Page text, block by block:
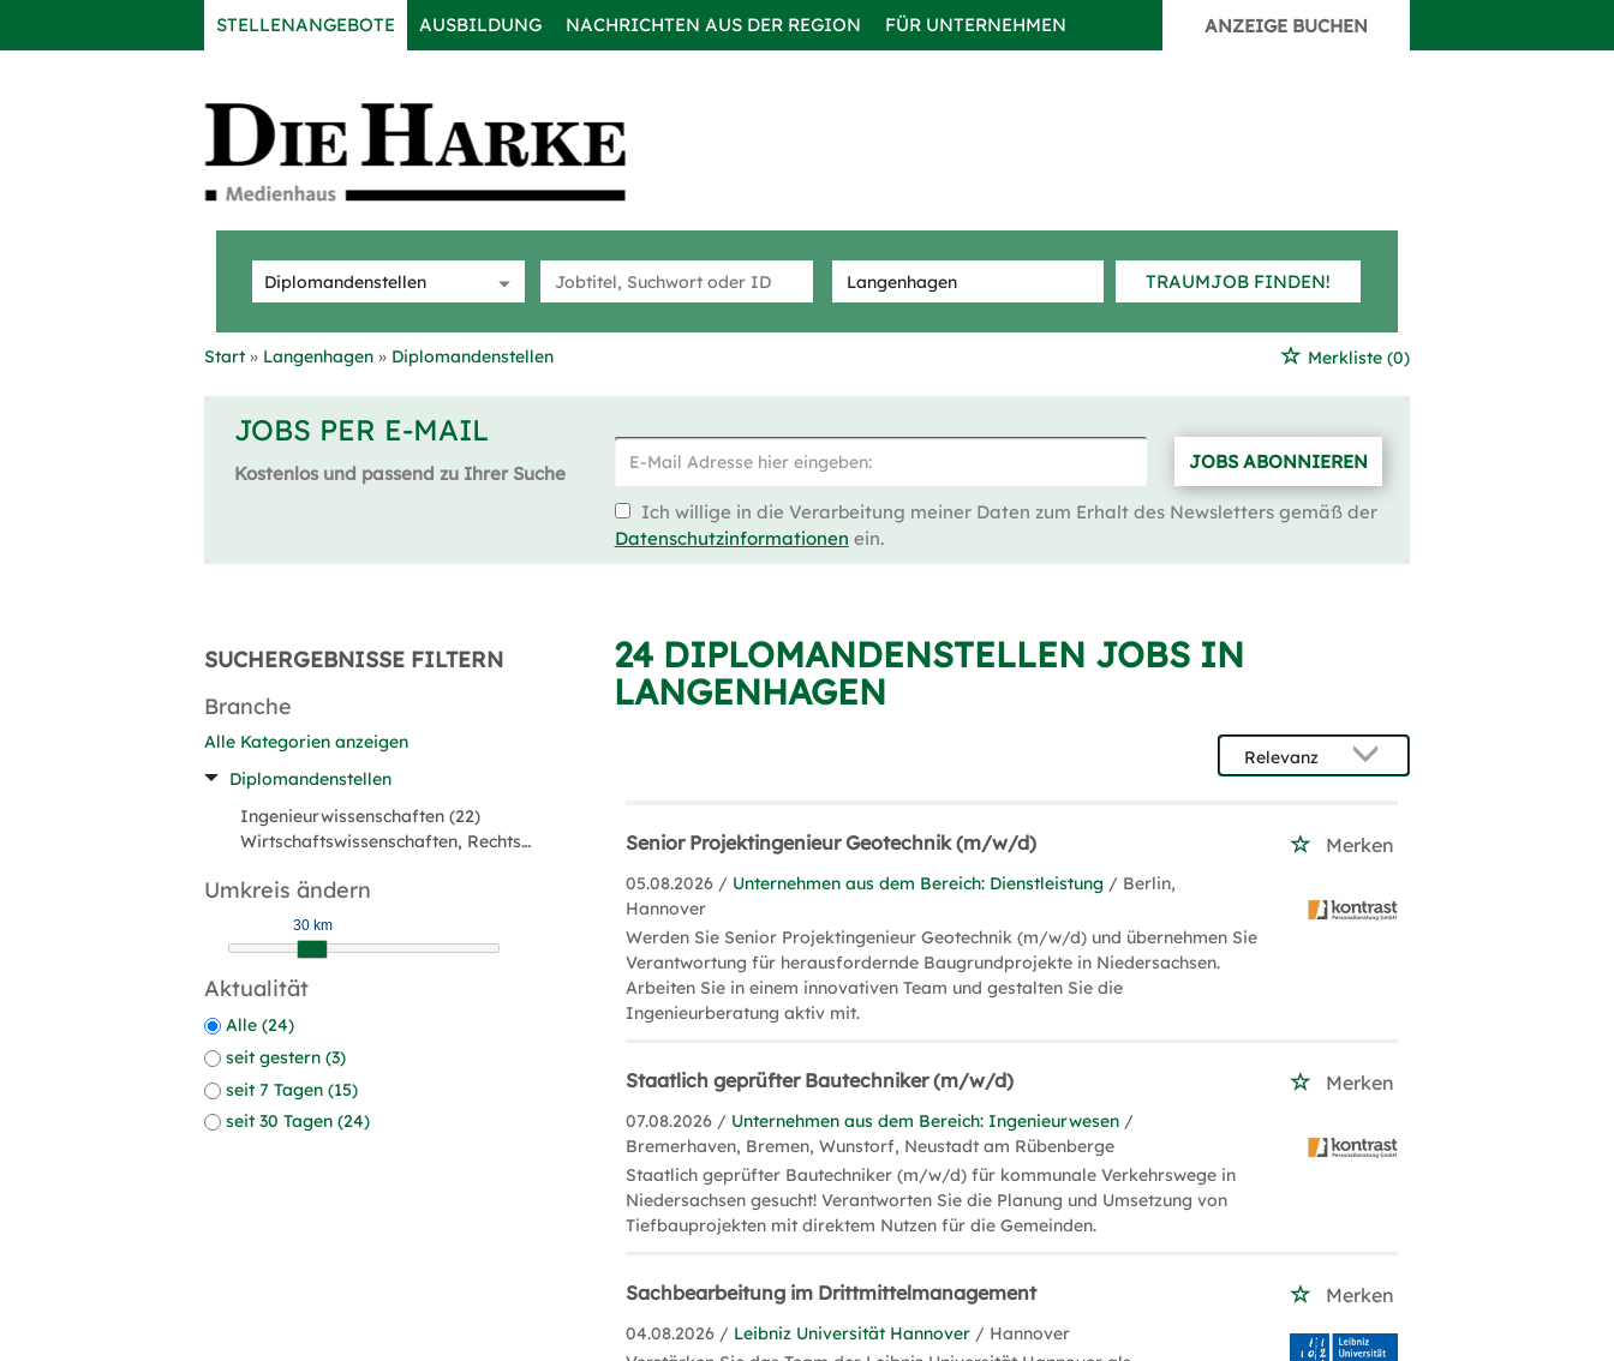
STELLENANGEBOTE AUSBILDUNG NACHRICHTEN AUS DER REGION FÜR UNTERNEHMEN ANZEIGE BUCHEN
TRAUMJOB FINDEN!
Start Langenhagen Diplomandenstellen Merkliste (0)
JOBS PER E-MAIL
Kostenlos und passend zu Ihrer Suche
JOBS ABONNIEREN
Ich willige in die Verarbeitung meiner Daten zum Erhalt des Newsletters gemäß der
Datenschutzinformationen ein.
SUCHERGEBNISSE FILTERN
Branche
Alle Kategorien anzeigen
Diplomandenstellen
Ingenieurwissenschaften (22)
Wirtschaftswissenschaften, Rechtswissenschaften (2)
Umkreis ändern
30 km
Aktualität
Alle (24)
seit gestern (3)
seit 7 Tagen (15)
seit 30 Tagen (24)
24 DIPLOMANDENSTELLEN JOBS IN
LANGENHAGEN
Senior Projektingenieur Geotechnik (m/w/d) Merken
05.08.2026 / Unternehmen aus dem Bereich: Dienstleistung / Berlin,
Hannover
Werden Sie Senior Projektingenieur Geotechnik (m/w/d) und übernehmen Sie
Verantwortung für herausfordernde Baugrundprojekte in Niedersachsen.
Arbeiten Sie in einem innovativen Team und gestalten Sie die
Ingenieurberatung aktiv mit.
Staatlich geprüfter Bautechniker (m/w/d) Merken
07.08.2026 / Unternehmen aus dem Bereich: Ingenieurwesen /
Bremerhaven, Bremen, Wunstorf, Neustadt am Rübenberge
Staatlich geprüfter Bautechniker (m/w/d) für kommunale Verkehrswege in
Niedersachsen gesucht! Verantworten Sie die Planung und Umsetzung von
Tiefbauprojekten mit direktem Nutzen für die Gemeinden.
Sachbearbeitung im Drittmittelmanagement Merken
04.08.2026 / Leibniz Universität Hannover / Hannover